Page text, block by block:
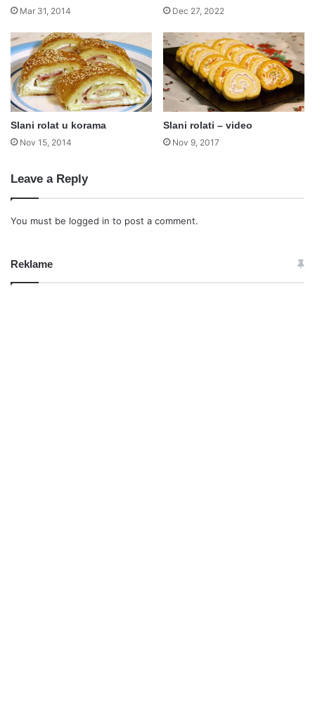
Mar 31, 2014 Dec 27, 2022
Slani rolat u korama
Nov 15, 2014
Slani rolati – video
Nov 9, 2017
Leave a Reply
You must be logged in to post a comment.
Reklame